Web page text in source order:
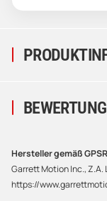
Hersteller gemäß GPSR
Garrett Motion Inc., Z.A.
https://